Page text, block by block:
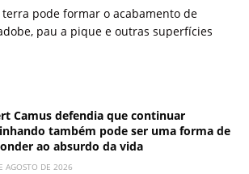
pode formar o acabamento de
pau a pique e outras superfícies
Camus defendia que continuar
também pode ser uma forma de
ao absurdo da vida
AGOSTO DE 2026